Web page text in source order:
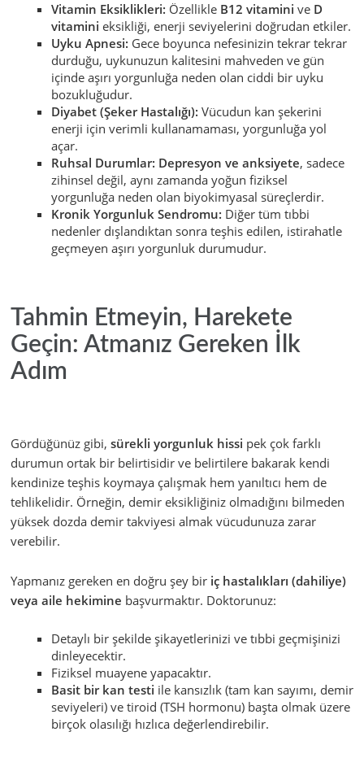
Vitamin Eksiklikleri: Özellikle B12 vitamini ve D
vitamini eksikliği, enerji seviyelerini doğrudan etkiler.
Uyku Apnesi: Gece boyunca nefesinizin tekrar tekrar
durduğu, uykunuzun kalitesini mahveden ve gün
içinde aşırı yorgunluğa neden olan ciddi bir uyku
bozukluğudur.
Diyabet (Şeker Hastalığı): Vücudun kan şekerini
enerji için verimli kullanamaması, yorgunluğa yol
açar.
Ruhsal Durumlar: Depresyon ve anksiyete, sadece
zihinsel değil, aynı zamanda yoğun fiziksel
yorgunluğa neden olan biyokimyasal süreçlerdir.
Kronik Yorgunluk Sendromu: Diğer tüm tıbbi
nedenler dışlandıktan sonra teşhis edilen, istirahatle
geçmeyen aşırı yorgunluk durumudur.
Tahmin Etmeyin, Harekete
Geçin: Atmanız Gereken İlk
Adım
Gördüğünüz gibi, sürekli yorgunluk hissi pek çok farklı
durumun ortak bir belirtisidir ve belirtilere bakarak kendi
kendinize teşhis koymaya çalışmak hem yanıltıcı hem de
tehlikelidir. Örneğin, demir eksikliğiniz olmadığını bilmeden
yüksek dozda demir takviyesi almak vücudunuza zarar
verebilir.
Yapmanız gereken en doğru şey bir iç hastalıkları (dahiliye)
veya aile hekimine başvurmaktır. Doktorunuz:
Detaylı bir şekilde şikayetlerinizi ve tıbbi geçmişinizi
dinleyecektir.
Fiziksel muayene yapacaktır.
Basit bir kan testi ile kansızlık (tam kan sayımı, demir
seviyeleri) ve tiroid (TSH hormonu) başta olmak üzere
birçok olasılığı hızlıca değerlendirebilir.